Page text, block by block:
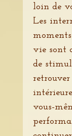
loin de
Les
vie sont
de
vous-